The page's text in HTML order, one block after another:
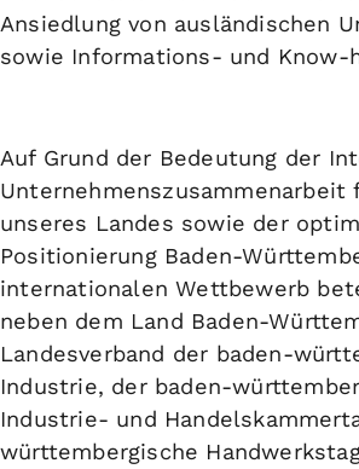
Ansiedlung von ausländischen
sowie Informations- und Know-
Auf Grund der Bedeutung der
Unternehmenszusammenarbeit
unseres Landes sowie der
Positionierung Baden-
internationalen Wettbewerb
neben dem Land Baden-
Landesverband der baden-
Industrie, der baden-
Industrie- und
württembergische